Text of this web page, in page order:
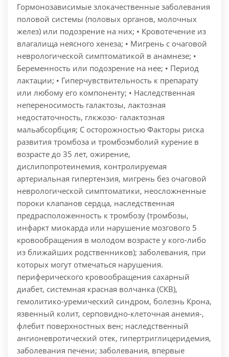
Гормонозависимые злокачественные заболевания
половой системы (половых органов, молочных
желез) или подозрение на них; • Кровотечение из
влагалища неясного хенеза; • Мигрень с очаговой
неврологической симптоматикой в анамнезе; •
Беременность или подозрение на нее; • Период
лактации; • Гиперчувствительность к препарату
или любому его компоненту; • Наследственная
непереносимость галактозы, лактозная
недостаточность, глкжозо- галактозная
мальабсорбция; С осторожностью Факторы риска
развития тромбоза и тромбоэмболий курение в
возрасте до 35 лет, ожирение,
дислипопротеинемия, контролируемая
артериальная гипертензия, мигрень без очаговой
неврологической симптоматики, неосложненные
пороки клапанов сердца, наследственная
предрасположенность к тромбозу (тромбозы,
инфаркт миокарда или нарушение мозгового 5
кровообращения в молодом возрасте у кого-либо
из ближайших родственников); заболевания, при
которых могут отмечаться нарушения.
периферического кровообращения сахарный
диабет, системная красная волчанка (СКВ),
гемолитико-уремический синдром, болезнь Крона,
язвенный колит, серповидно-клеточная анемия-,
флебит поверхностных вен; наследственный
ангионевротический отек, гипертриглицеридемия,
заболевания печени; заболевания, впервые